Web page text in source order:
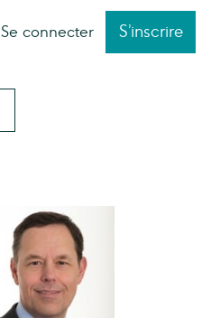
Se connecter S’inscrire